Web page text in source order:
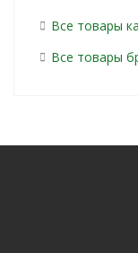
Все товары
Все товары